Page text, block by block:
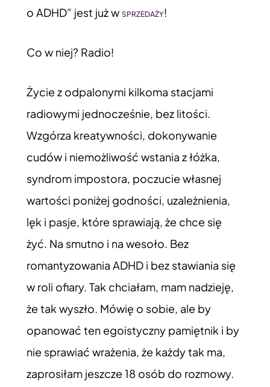
o ADHD” jest już w SPRZEDAŻY!
Co w niej? Radio!
Życie z odpalonymi kilkoma stacjami
radiowymi jednocześnie, bez litości.
Wzgórza kreatywności, dokonywanie
cudów i niemożliwość wstania z łóżka,
syndrom impostora, poczucie własnej
wartości poniżej godności, uzależnienia,
lęk i pasje, które sprawiają, że chce się
żyć. Na smutno i na wesoło. Bez
romantyzowania ADHD i bez stawiania się
w roli ofiary. Tak chciałam, mam nadzieję,
że tak wyszło. Mówię o sobie, ale by
opanować ten egoistyczny pamiętnik i by
nie sprawiać wrażenia, że każdy tak ma,
zaprosiłam jeszcze 18 osób do rozmowy.